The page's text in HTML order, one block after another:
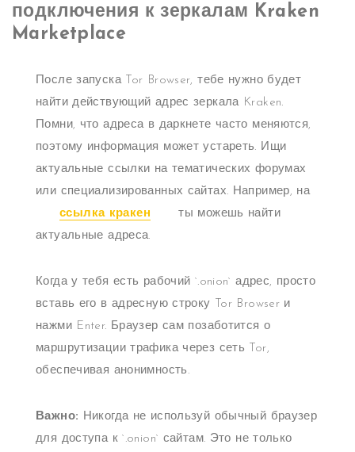
подключения к зеркалам Kraken
Marketplace
После запуска Tor Browser, тебе нужно будет
найти действующий адрес зеркала Kraken.
Помни, что адреса в даркнете часто меняются,
поэтому информация может устареть. Ищи
актуальные ссылки на тематических форумах
или специализированных сайтах. Например, на
ссылка кракен
ты можешь найти
актуальные адреса.
Когда у тебя есть рабочий `.onion` адрес, просто
вставь его в адресную строку Tor Browser и
нажми Enter. Браузер сам позаботится о
маршрутизации трафика через сеть Tor,
обеспечивая анонимность.
Важно: Никогда не используй обычный браузер
для доступа к `.onion` сайтам. Это не только